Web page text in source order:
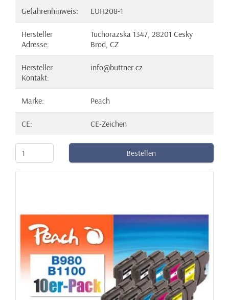
Gefahrenhinweis: EUH208-1
Hersteller
Adresse:
Tuchorazska 1347, 28201 Cesky
Brod, CZ
Hersteller
Kontakt:
info@buttner.cz
Marke: Peach
CE: CE-Zeichen
Bestellen